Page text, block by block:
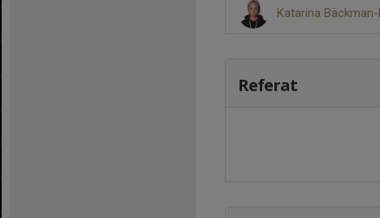
Katarina Bäckman-
Referat